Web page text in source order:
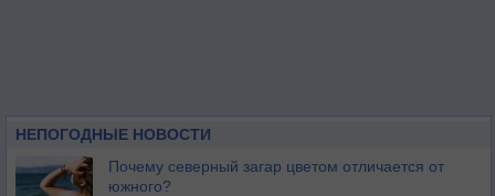
НЕПОГОДНЫЕ НОВОСТИ
Почему северный загар цветом отличается от
южного?